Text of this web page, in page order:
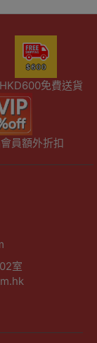
免費送貨
員額外折扣
室